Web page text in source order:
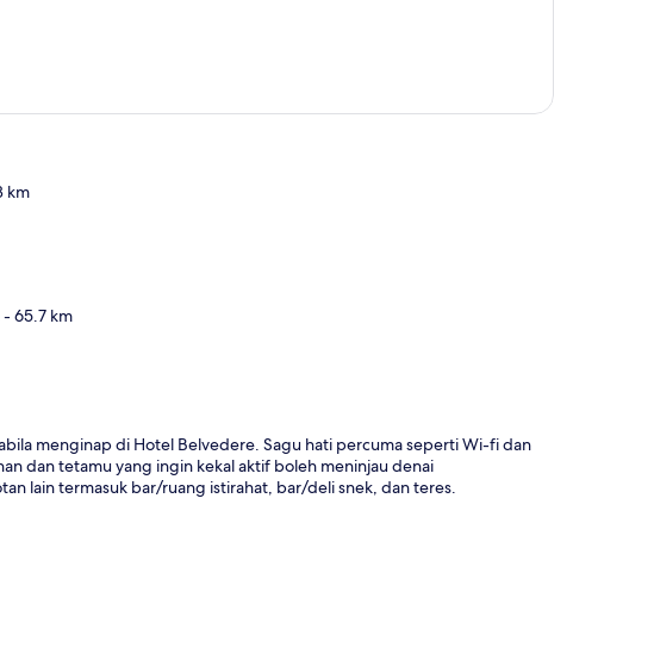
km
- 65.7 km
menginap di Hotel Belvedere. Sagu hati percuma seperti Wi-fi dan
dan tetamu yang ingin kekal aktif boleh meninjau denai
lain termasuk bar/ruang istirahat, bar/deli snek, dan teres.